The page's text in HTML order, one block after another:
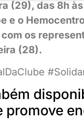
(29), das 8h
e o
os
(28).
promove